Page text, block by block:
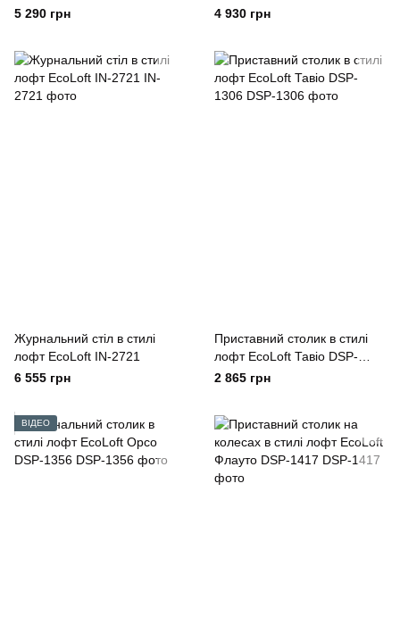
1366
5 290 грн
Ровер DSP-1401
4 930 грн
Журнальний стіл в стилі
лофт EcoLoft IN-2721
6 555 грн
Приставний столик в стилі
лофт EcoLoft Тавіо DSP-
1306
2 865 грн
ВІДЕО